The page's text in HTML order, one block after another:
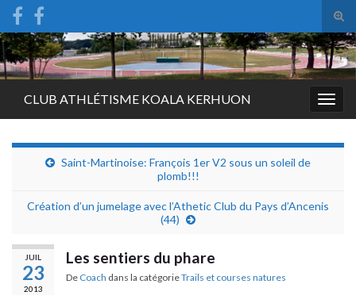
Search for:
CLUB ATHLÉTISME KOALA KERHUON
Saint-Martinoise: François 1er V2 sous un soleil de
plomb!!!
Création d’un jumelage avec l’Athetic Club du Pays d’Ancenis
(44)
JUIL
23
2013
Les sentiers du phare
De Coach dans la catégorieTrails et courses natures